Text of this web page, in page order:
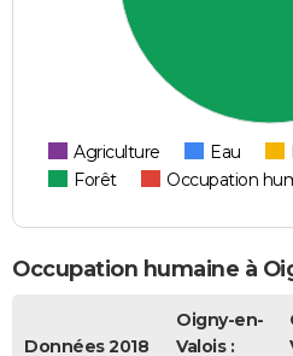
Agriculture Eau
Forêt
Occupation
Occupation humaine à
Données 2018
Oigny-en-
Valois :